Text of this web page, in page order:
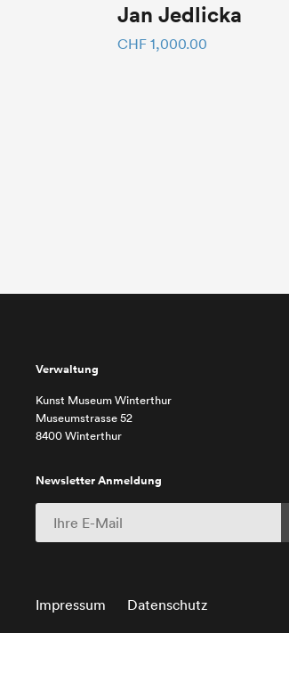
Jan Jedlicka
CHF 1,000.00
Verwaltung
Kunst Museum Winterthur
Museumstrasse 52
8400 Winterthur
Newsletter Anmeldung
Impressum Datenschutz